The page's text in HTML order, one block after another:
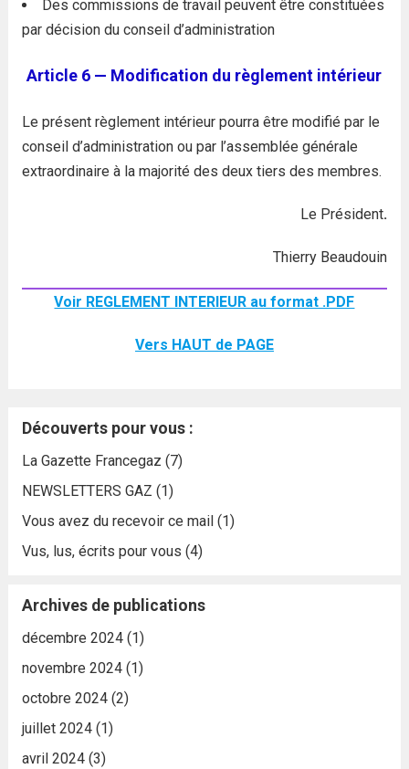
Des commissions de travail peuvent être constituées
par décision du conseil d’administration
Article 6 — Modification du règlement intérieur
Le présent règlement intérieur pourra être modifié par le
conseil d’administration ou par l’assemblée générale
extraordinaire à la majorité des deux tiers des membres.
Le Président.
Thierry Beaudouin
Voir REGLEMENT INTERIEUR au format .PDF
Vers HAUT de PAGE
Découverts pour vous :
La Gazette Francegaz (7)
NEWSLETTERS GAZ (1)
Vous avez du recevoir ce mail(1)
Vus, lus, écrits pour vous (4)
Archives de publications
décembre 2024(1)
novembre 2024(1)
octobre 2024(2)
juillet 2024(1)
avril 2024(3)